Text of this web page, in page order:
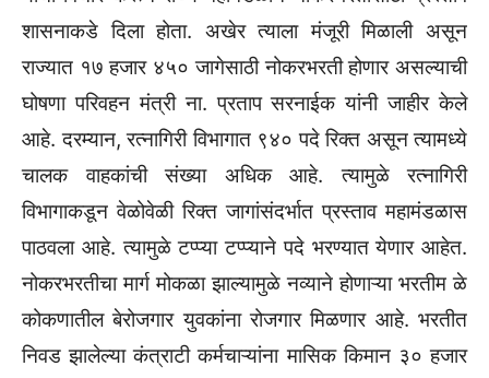
शासनाकडे दिला होता. अखेर त्याला मंजूरी मिळाली असून
राज्यात १७ हजार ४५० जागेसाठी नोकरभरती होणार असल्याची
घोषणा परिवहन मंत्री ना. प्रताप सरनाईक यांनी जाहीर केले
आहे. दरम्यान, रत्नागिरी विभागात ९४० पदे रिक्त असून त्यामध्ये
चालक वाहकांची संख्या अधिक आहे. त्यामुळे रत्नागिरी
विभागाकडून वेळोवेळी रिक्त जागांसंदर्भात प्रस्ताव महामंडळास
पाठवला आहे. त्यामुळे टप्प्या टप्प्याने पदे भरण्यात येणार आहेत.
नोकरभरतीचा मार्ग मोकळा झाल्यामुळे नव्याने होणाऱ्या भरतीम ळे
कोकणातील बेरोजगार युवकांना रोजगार मिळणार आहे. भरतीत
निवड झालेल्या कंत्राटी कर्मचाऱ्यांना मासिक किमान ३० हजार